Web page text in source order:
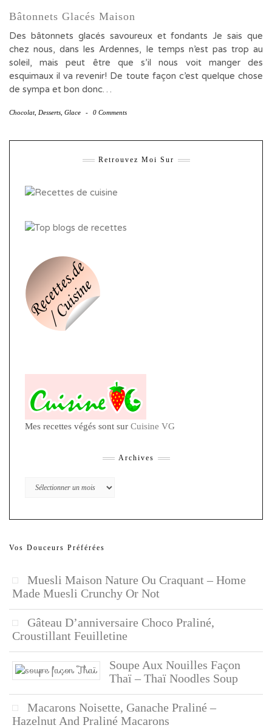
Bâtonnets Glacés Maison
Des bâtonnets glacés savoureux et fondants Je sais que
chez nous, dans les Ardennes, le temps n’est pas trop au
soleil, mais peut être que s’il nous voit manger des
esquimaux il va revenir! De toute façon c’est quelque chose
de sympa et bon donc…
Chocolat, Desserts Glace - 0 Comments
Retrouvez Moi Sur
Mes recettes végés sont sur Cuisine VG
Archives
Archives
Vos Douceurs Préférées
Muesli Maison Nature Ou Craquant – Home
Made Muesli Crunchy Or Not
Gâteau D’anniversaire Choco Praliné,
Croustillant Feuilletine
Soupe Aux Nouilles Façon
Thaï – Thaï Noodles Soup
Macarons Noisette, Ganache Praliné –
Hazelnut And Praliné Macarons